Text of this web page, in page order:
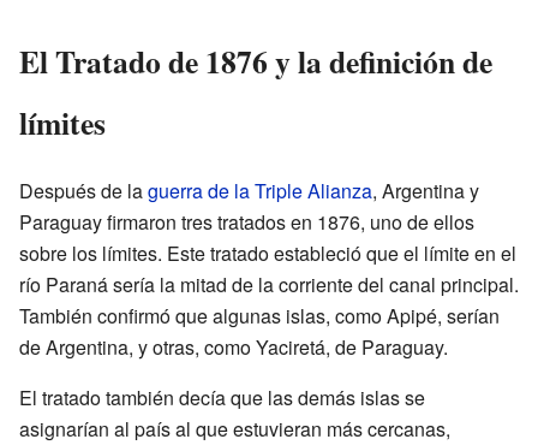
El Tratado de 1876 y la definición de
límites
Después de laguerra de la Triple Alianza, Argentina y
Paraguay firmaron tres tratados en 1876, uno de ellos
sobre los límites. Este tratado estableció que el límite en el
río Paraná sería la mitad de la corriente del canal principal.
También confirmó que algunas islas, como Apipé, serían
de Argentina, y otras, como Yaciretá, de Paraguay.
El tratado también decía que las demás islas se
asignarían al país al que estuvieran más cercanas,